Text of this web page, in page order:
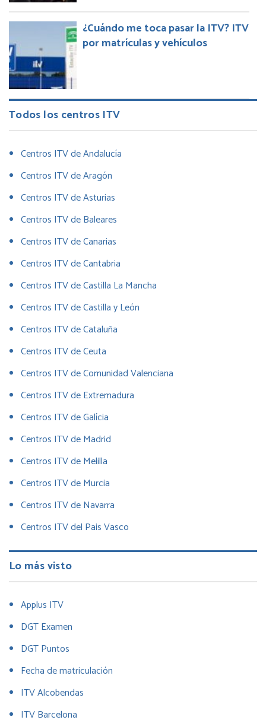
¿Cuándo me toca pasar la ITV? ITV
por matrículas y vehículos
Todos los centros ITV
Centros ITV de Andalucía
Centros ITV de Aragón
Centros ITV de Asturias
Centros ITV de Baleares
Centros ITV de Canarias
Centros ITV de Cantabria
Centros ITV de Castilla La Mancha
Centros ITV de Castilla y León
Centros ITV de Cataluña
Centros ITV de Ceuta
Centros ITV de Comunidad Valenciana
Centros ITV de Extremadura
Centros ITV de Galícia
Centros ITV de Madrid
Centros ITV de Melilla
Centros ITV de Murcia
Centros ITV de Navarra
Centros ITV del Pais Vasco
Lo más visto
Applus ITV
DGT Examen
DGT Puntos
Fecha de matriculación
ITV Alcobendas
ITV Barcelona